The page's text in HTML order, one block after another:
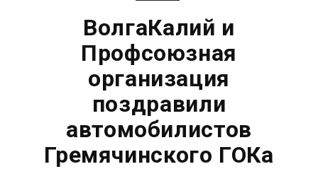
ВолгаКалий и
Профсоюзная
организация
поздравили
автомобилистов
Гремячинского ГОКа